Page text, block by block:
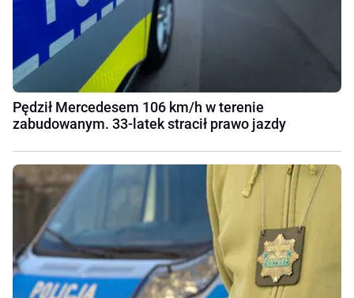
Pędził Mercedesem 106 km/h w terenie
zabudowanym. 33-latek stracił prawo jazdy